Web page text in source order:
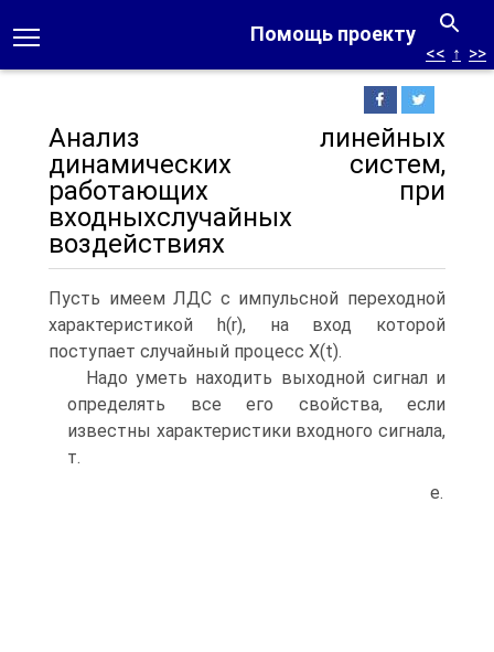
Помощь проекту
<< ↑ >>
Анализ линейных
динамических систем,
работающих при
входныхслучайных
воздействиях
Пусть имеем ЛДС с импульсной переходной
характеристикой h(r), на вход которой
поступает случайный процесс X(t).
Надо уметь находить выходной сигнал и
определять все его свойства, если
известны характеристики входного сигнала,
т.
е.